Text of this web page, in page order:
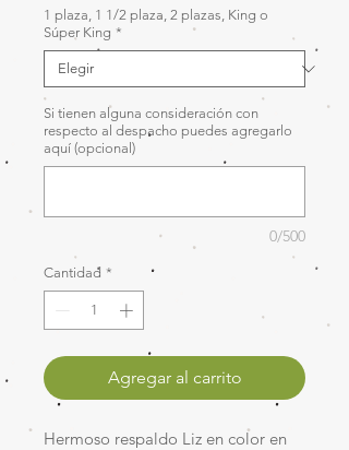
1 plaza, 1 1/2 plaza, 2 plazas, King o
Súper King *
Si tienen alguna consideración con
respecto al despacho puedes agregarlo
aquí (opcional)
0/500
Cantidad *
Agregar al carrito
Hermoso respaldo Liz en color en